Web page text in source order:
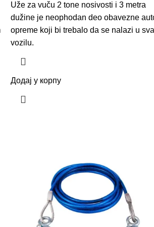
Uže za vuču 2 tone nosivosti i 3 metra
dužine je neophodan deo obavezne
opreme koji bi trebalo da se nalazi u
vozilu.
Додај у корпу